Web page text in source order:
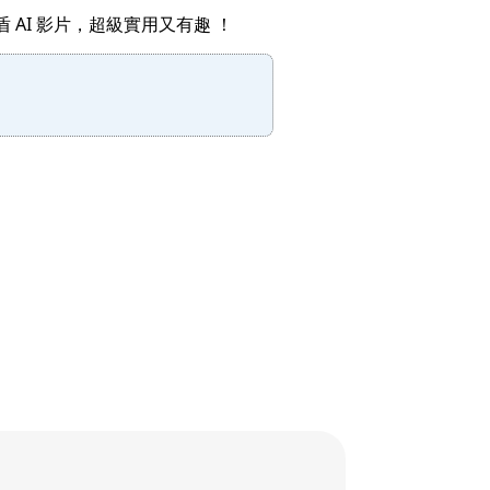
AI 影片，超級實用又有趣 ！